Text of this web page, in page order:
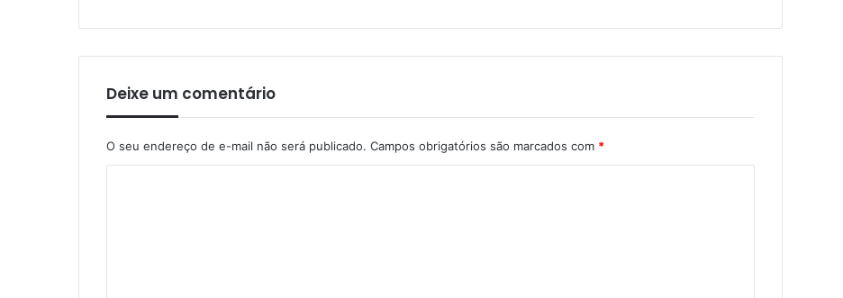
Deixe um comentário
O seu endereço de e-mail não será publicado. Campos obrigatórios são marcados com *